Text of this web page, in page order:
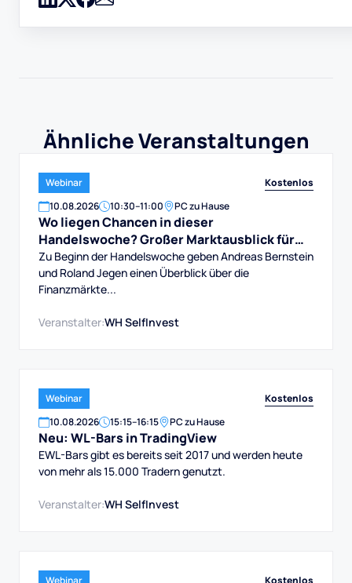
Ähnliche Veranstaltungen
Webinar
Kostenlos
10.08.2026 10:30–11:00 PC zu Hause
Wo liegen Chancen in dieser
Handelswoche? Großer Marktausblick für
DAX, Dow, Gold und Aktien
Zu Beginn der Handelswoche geben Andreas Bernstein
und Roland Jegen einen Überblick über die
Finanzmärkte...
Veranstalter:WH SelfInvest
Webinar
Kostenlos
10.08.2026 15:15–16:15 PC zu Hause
Neu: WL-Bars in TradingView
EWL-Bars gibt es bereits seit 2017 und werden heute
von mehr als 15.000 Tradern genutzt.
Veranstalter:WH SelfInvest
Webinar
Kostenlos